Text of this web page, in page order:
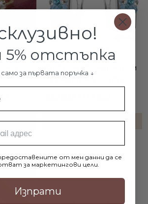
Сребърни обеци с кристали
ДОБАВИ В КОЛИЧКАТА
5% отстъпка
за първата поръчка ↓
от мен данни да се
за маркетингови цели.
Изпрати